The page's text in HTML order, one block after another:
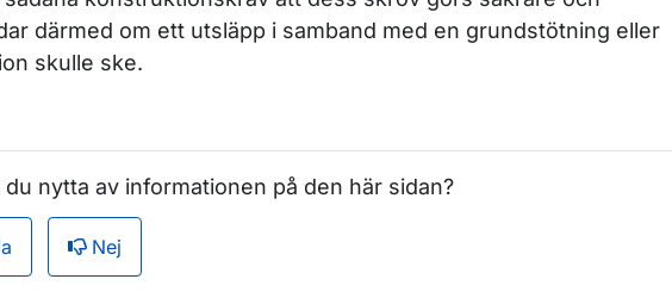
Bunkring och läktring
därmed om ett utsläpp i samband med en grundstötning eller
skulle ske.
du nytta av informationen på den här sidan?
Nej